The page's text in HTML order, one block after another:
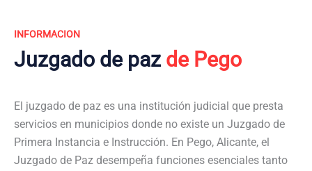
INFORMACION
Juzgado de paz de Pego
El juzgado de paz es una institución judicial que presta
servicios en municipios donde no existe un Juzgado de
Primera Instancia e Instrucción. En Pego, Alicante, el
Juzgado de Paz desempeña funciones esenciales tanto